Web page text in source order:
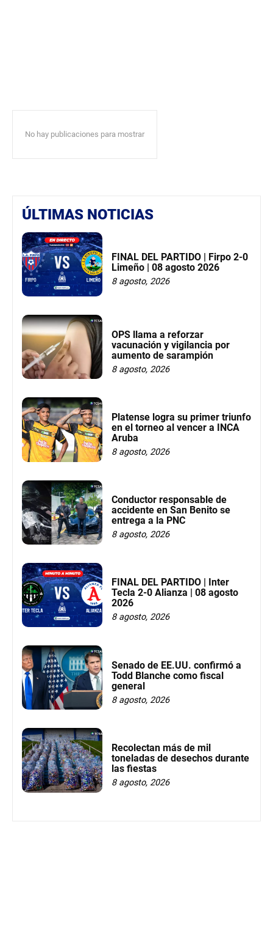
No hay publicaciones para mostrar
ÚLTIMAS NOTICIAS
FINAL DEL PARTIDO | Firpo 2-0
Limeño | 08 agosto 2026
8 agosto, 2026
OPS llama a reforzar
vacunación y vigilancia por
aumento de sarampión
8 agosto, 2026
Platense logra su primer triunfo
en el torneo al vencer a INCA
Aruba
8 agosto, 2026
Conductor responsable de
accidente en San Benito se
entrega a la PNC
8 agosto, 2026
FINAL DEL PARTIDO | Inter
Tecla 2-0 Alianza | 08 agosto
2026
8 agosto, 2026
Senado de EE.UU. confirmó a
Todd Blanche como fiscal
general
8 agosto, 2026
Recolectan más de mil
toneladas de desechos durante
las fiestas
8 agosto, 2026